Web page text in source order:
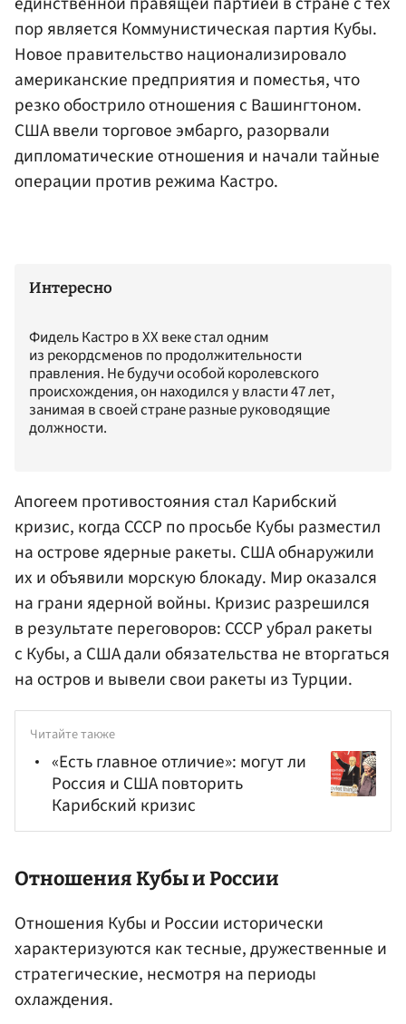
пор является Коммунистическая партия Кубы.
Новое правительство национализировало
американские предприятия и поместья, что
резко обострило отношения с Вашингтоном.
США ввели торговое эмбарго, разорвали
дипломатические отношения и начали тайные
операции против режима Кастро.
Интересно
Фидель Кастро в ХХ веке стал одним
из рекордсменов по продолжительности
правления. Не будучи особой королевского
происхождения, он находился у власти 47 лет,
занимая в своей стране разные руководящие
должности.
Апогеем противостояния стал Карибский
кризис, когда СССР по просьбе Кубы разместил
на острове ядерные ракеты. США обнаружили
их и объявили морскую блокаду. Мир оказался
на грани ядерной войны. Кризис разрешился
в результате переговоров: СССР убрал ракеты
с Кубы, а США дали обязательства не вторгаться
на остров и вывели свои ракеты из Турции.
Читайте также
«Есть главное отличие»: могут ли
Россия и США повторить
Карибский кризис
Отношения Кубы и России
Отношения Кубы и России исторически
характеризуются как тесные, дружественные и
стратегические, несмотря на периоды
охлаждения.